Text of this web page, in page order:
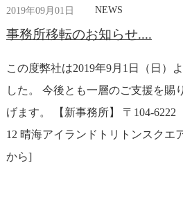
2019年09月01日 NEWS
事務所移転のお知らせ....
この度弊社は2019年9月1日（日）
した。 今後とも一層のご支援を賜
げます。 【新事務所】 〒104-
12 晴海アイランドトリトンスク
から]